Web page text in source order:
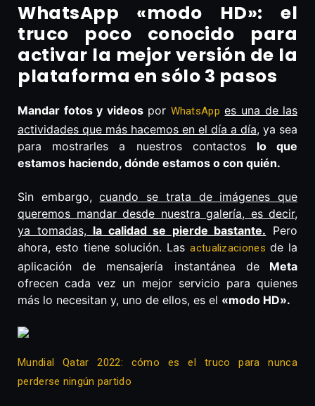
WhatsApp «modo HD»: el
truco poco conocido para
activar la mejor versión de la
plataforma en sólo 3 pasos
Mandar fotos y videospor WhatsApp es una de las
actividades que más hacemos en el día a día, ya sea
para mostrarles a nuestros contactos lo que
estamos haciendo, dónde estamos o con quién.
Sin embargo,cuando se trata de imágenes que
queremos mandar desde nuestra galería, es decir,
ya tomadas, la calidad se pierde bastante. Pero
ahora, esto tiene solución. Lasactualizaciones de la
aplicación de mensajería instantánea deMeta
ofrecen cada vez un mejor servicio para quienes
más lo necesitan y, uno de ellos, es el «modo HD».
Mundial Qatar 2022: cómo es el truco para nunca
perderse ningún partido